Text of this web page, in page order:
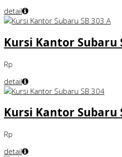
detail
Kursi Kantor Subaru
Rp
detail
Kursi Kantor Subaru
Rp
detail